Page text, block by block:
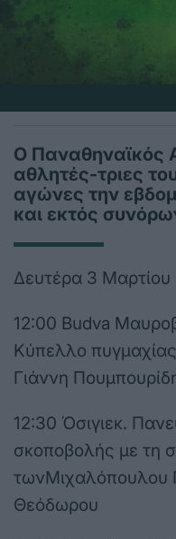
Ο Παναθηναϊκός
αθλητές-τριες
αγώνες την
και εκτός
Δευτέρα 3 Μαρτίου
12:00 Budva
Κύπελλο
Γιάννη
12:30 Όσιγιεκ.
σκοποβολής με τη
τωνΜιχαλόπουλου
Θεόδωρου